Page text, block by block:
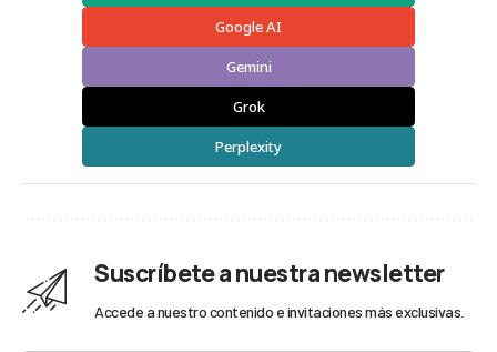
Google AI
Gemini
Grok
Perplexity
Suscríbete a nuestra newsletter
Accede a nuestro contenido e invitaciones más exclusivas.